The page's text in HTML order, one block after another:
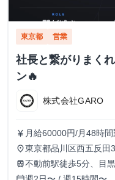
東京都 営業
社長と繋がりまく
ン🔥
株式会社GARO
currency_yen 月給60000円/月48時
トすれば、学生でも圧
す！
place東京都品川区西五反田
train不動前駅徒歩5分、目